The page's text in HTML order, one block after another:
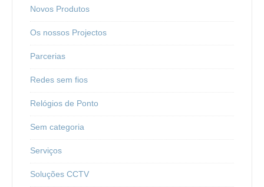
Novos Produtos
Os nossos Projectos
Parcerias
Redes sem fios
Relógios de Ponto
Sem categoria
Serviços
Soluções CCTV